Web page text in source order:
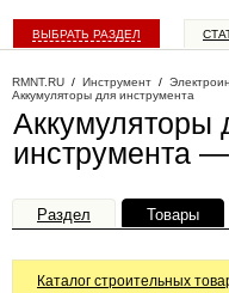
ВЫБРАТЬ РАЗДЕЛ
RMNT.RU / Инструмент /
Аккумуляторы для инструмента
Аккумуляторы
инструмента
Раздел Товары
Каталог строительных